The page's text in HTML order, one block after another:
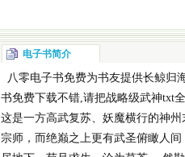
电子书简介
八零电子书免费为书友提供长鲸归
书免费下载不错,请把战略级武神txt
这是一方高武复苏、妖魔横行的神
宗师，而绝巅之上更有武圣俯瞰人